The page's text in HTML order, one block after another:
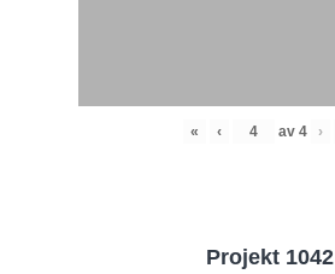
« ‹ av 4 ›
Projekt 1042